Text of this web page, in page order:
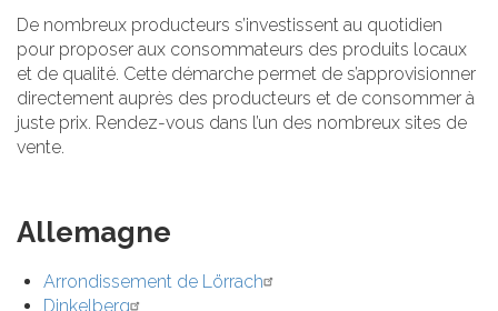
De nombreux producteurs s’investissent au quotidien
pour proposer aux consommateurs des produits locaux
et de qualité. Cette démarche permet de s’approvisionner
directement auprès des producteurs et de consommer à
juste prix. Rendez-vous dans l’un des nombreux sites de
vente.
Allemagne
Arrondissement de Lörrach
Dinkelberg